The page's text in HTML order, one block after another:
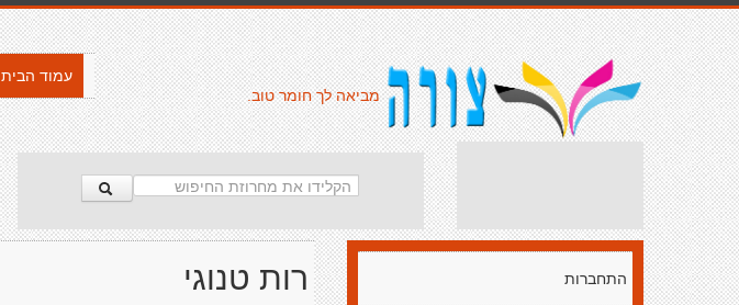
עמוד הבית
מביאה לך חומר טוב.
רות טנוגי התחברות